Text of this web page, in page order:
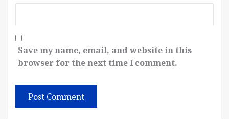
Save my name, email, and website in this
browser for the next time I comment.